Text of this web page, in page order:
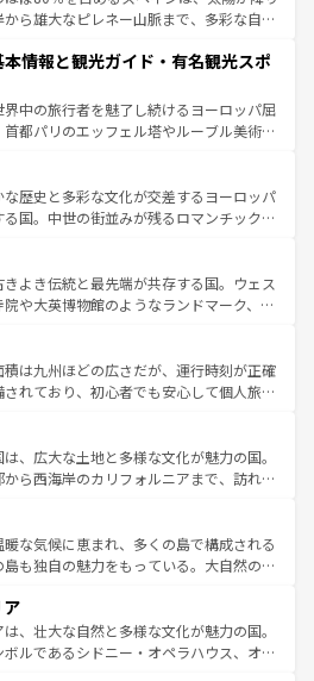
、絶品のイタリア料理を堪能することも
リアで、忘れられない旅をしてみよう！
リア情報は
ら雄大なピレネー山脈まで、多彩な自然
国では、情熱的なフラメンコ、熱気あふ
美味しいタパスが生活の一部となってい
ドの洗練された雰囲気や、バルセロナの
角から、地方では古代ローマ遺跡や中世
て風土や気候が異なるスペインはその個
性で訪れる人を魅了する。 なお、新着のスペイン情報は コ
参照してほしい。
情報と観光ガイド・有名観光スポ
界中の旅行者を魅了し続けるヨーロッパ屈
都パリのエッフェル塔やルーブル美術館
詰まっている。華麗な宮殿、歴史的な大
ーチ、そして豊かな自然が、訪れる者を心
た、フランスは美食の国としても知ら
の発祥地であるランス、プロヴァンスの
ー畑など、多彩な楽しみ方が可能だ。さ
の地域にも魅力が溢れており、どの街角に
ぶとそれぞれで全く異なる文化を体験で
だろう。 なお、新着のフランス情報はコンテンツ一覧
。
な歴史と多彩な文化が交差するヨーロッパ
国。中世の街並みが残るロマンチック街
、どこを歩いても飽きることがない。ベ
気、バイエルン州のアルプスの絶景、そ
いのワイン畑といった風景は必見。ビール
ぜひ体験してほしい。 なお、新着の
ンテンツ一覧を参照してほしい。
よき伝統と最先端が共存する国。ウェス
院や大英博物館のようなランドマーク、歴
魅力がある。また、優雅なアフタヌーン
好きにはたまらない英国パブ、サッカー観
らこそできる体験も豊富。イギリスを旅
てほしい。
積は九州ほどの広さだが、運行時刻が正確
れており、初心者でも安心して個人旅行
残る町や、スイスならではのユニークな
ルプス観光だけでなく町歩きも満喫する
民の所得が高いため物価も高いが、旅行
観光を楽しむこともできる。 なお、新
はコンテンツ一覧 を参照してほしい。
、広大な土地と多様な文化が魅力の国。
ら西海岸のカリフォルニアまで、訪れる
は、観光、ショッピング、エンターテイ
た刺激的なスポットだ。一方、アメリカ
が広がり、グランドキャニオンやイエロー
ンズでは、音楽と美食が融合した独特の
者はアメリカの各地域で異なる魅力を楽
多様性と豊かな歴史を感じることができ
な気候に恵まれ、多くの島で構成される
も独自の魅力をもっている。大自然の神
い。また、定番の観光地といえばオアフ
然を求めるならマウイ島やカウアイ島が
ルドグリーンに輝く海をはじめ、豊かな
、壮大な自然と多様な文化が魅力の国。
ルであるシドニー・オペラハウス、オー